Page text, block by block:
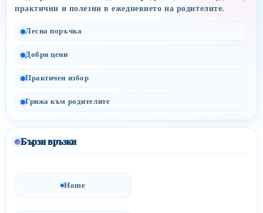
практични и полезни в ежедневието на родителите.
Лесна поръчка
Добри цени
Практичен избор
Грижа към родителите
Бързи връзки
Home